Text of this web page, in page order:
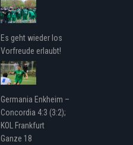
Es geht wieder los
Vorfreude erlaubt!
Germania Enkheim –
Concordia 4:3 (3:2);
KOL Frankfurt
Ganze 18